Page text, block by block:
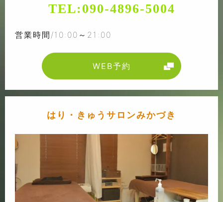
TEL:090-4896-5004
営業時間/10:00～21:00
WEB予約
はり・きゅうサロンみかづき